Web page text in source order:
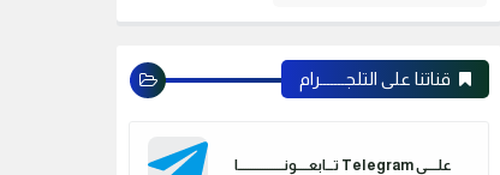
قناتنا على التلجـــــــرام
علـــــى Telegram تـــابعـــــونـــــــــــــــــــا